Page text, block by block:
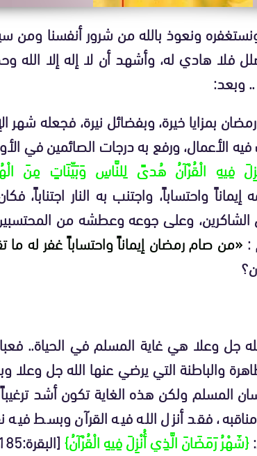
ونعوذ بالله من شرور أنفسنا ومن
فلا هادي له، وأشهد أن لا إله إلا الله
وبعد:
بمزايا خيرة، وبفضائل نيرة، فجعله شهر
الأعمال، ورفع به درجات الصائمين في
فِيهِ الْقُرْآنُ هُدىً لِلنَّاسِ وَبَيِّنَاتٍ مِنَ
صامه إيماناً واحتساباً، واجتنب به النار
الشاكرين، وعلى جوعه وعطشه من
:«من صام رمضان إيماناً واحتساباً غفر له
جل وعلا هي غاية المسلم في الحياة..
والباطنة التي يرضي عنها الله جل
المسلم ولكن هذه الغاية تكون أشد
فقد أنزل الله فيه القرآن وبسط فيه
{شَهْرُ رَمَضَانَ الَّذِي أُنْزِلَ فِيهِ الْقُرْآنُ}[البقرة:185].